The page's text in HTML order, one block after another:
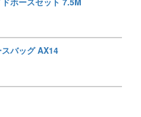
バッグ AX14